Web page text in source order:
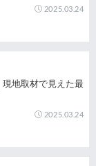
2025.03.24
現地取材で見えた最
2025.03.24